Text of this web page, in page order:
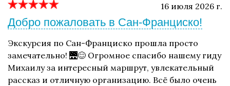
16 июля 2026 г.
Добро пожаловать в Сан-Франциско!
Экскурсия по Сан-Франциско прошла просто
замечательно! 🌉😊 Огромное спасибо нашему гиду
Михаилу за интересный маршрут, увлекательный
рассказ и отличную организацию. Всё было очень